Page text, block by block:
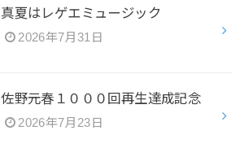
真夏はレゲエミュージック
2026年7月31日
佐野元春１０００回再生達成記念
2026年7月23日